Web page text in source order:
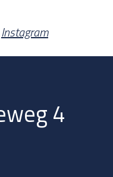
Instagram
4